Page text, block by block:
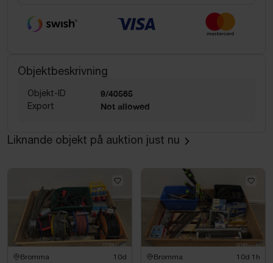
Objektbeskrivning
Objekt-ID 9/40565
Export Not allowed
Liknande objekt på auktion just nu
Bromma 10d Bromma 10d 1h